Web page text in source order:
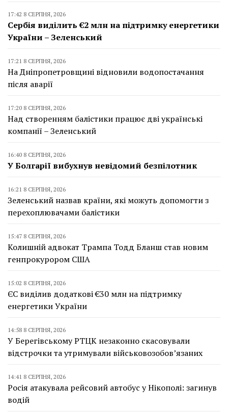
17:42 8 СЕРПНЯ, 2026
Сербія виділить €2 млн на підтримку енергетики
України – Зеленський
17:21 8 СЕРПНЯ, 2026
На Дніпропетровщині відновили водопостачання
після аварії
17:20 8 СЕРПНЯ, 2026
Над створенням балістики працює дві українські
компанії – Зеленський
16:40 8 СЕРПНЯ, 2026
У Болгарії вибухнув невідомий безпілотник
16:21 8 СЕРПНЯ, 2026
Зеленський назвав країни, які можуть допомогти з
перехоплювачами балістики
15:47 8 СЕРПНЯ, 2026
Колишній адвокат Трампа Тодд Бланш став новим
генпрокурором США
15:02 8 СЕРПНЯ, 2026
ЄС виділив додаткові €30 млн на підтримку
енергетики України
14:58 8 СЕРПНЯ, 2026
У Берегівському РТЦК незаконно скасовували
відстрочки та утримували військовозобов’язаних
14:41 8 СЕРПНЯ, 2026
Росія атакувала рейсовий автобус у Нікополі: загинув
водій